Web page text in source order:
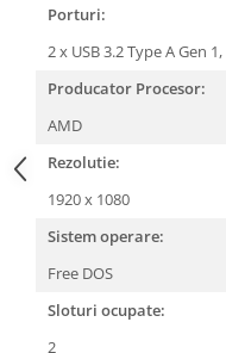
Porturi:
2 x USB 3.2 Type A Gen 1,
Producator Procesor:
AMD
Rezolutie:
1920 x 1080
Sistem operare:
Free DOS
Sloturi ocupate:
2